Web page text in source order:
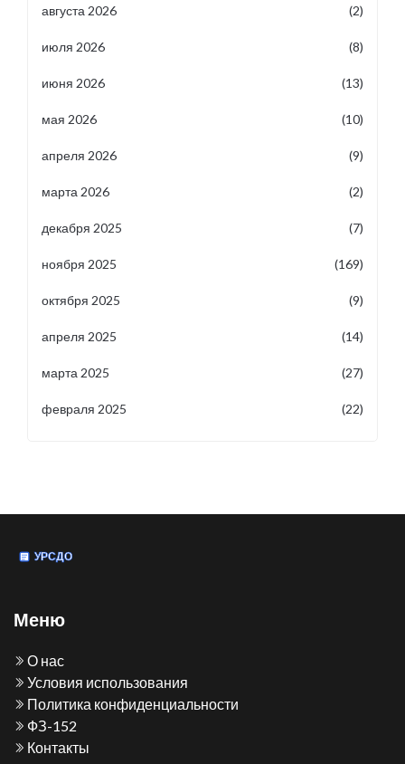
августа 2026 (2)
июля 2026 (8)
июня 2026 (13)
мая 2026 (10)
апреля 2026 (9)
марта 2026 (2)
декабря 2025 (7)
ноября 2025 (169)
октября 2025 (9)
апреля 2025 (14)
марта 2025 (27)
февраля 2025 (22)
Меню
О нас
Условия использования
Политика конфиденциальности
ФЗ-152
Контакты